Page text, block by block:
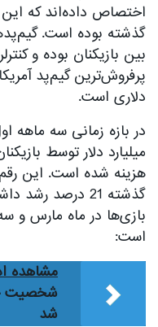
اختصاص داده‌اند که
گذشته بوده است.
دلاری است.
میلیارد دلار توسط
هزینه شده است. این
گذشته 21 درصد
است:
مشاهده
شد